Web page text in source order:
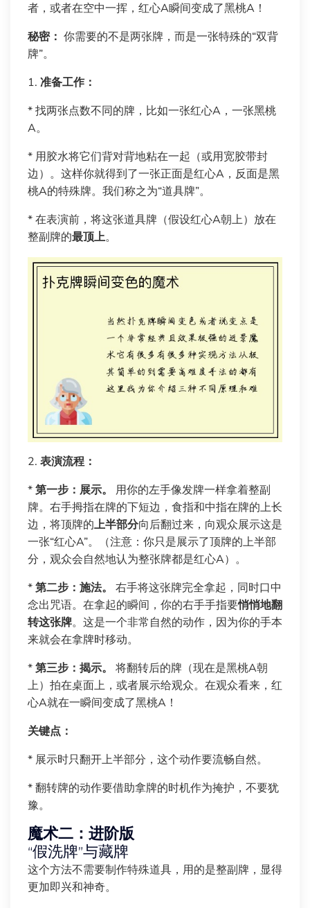
者，或者在空中一挥，红心A瞬间变成了黑桃A！
秘密： 你需要的不是两张牌，而是一张特殊的“双背
牌”。
1. 准备工作：
* 找两张点数不同的牌，比如一张红心A，一张黑桃
A。
* 用胶水将它们背对背地粘在一起（或用宽胶带封
边）。这样你就得到了一张正面是红心A，反面是黑
桃A的特殊牌。我们称之为“道具牌”。
* 在表演前，将这张道具牌（假设红心A朝上）放在
整副牌的最顶上。
2. 表演流程：
*第一步：展示。
用你的左手像发牌一样拿着整副
牌。右手拇指在牌的下短边，食指和中指在牌的上长
边，将顶牌的上半部分向后翻过来，向观众展示这是
一张“红心A”。（注意：你只是展示了顶牌的上半部
分，观众会自然地认为整张牌都是红心A）。
*第二步：施法。
右手将这张牌完全拿起，同时口中
念出咒语。在拿起的瞬间，你的右手手指要悄悄地翻
转这张牌。这是一个非常自然的动作，因为你的手本
来就会在拿牌时移动。
*第三步：揭示。
将翻转后的牌（现在是黑桃A朝
上）拍在桌面上，或者展示给观众。在观众看来，红
心A就在一瞬间变成了黑桃A！
关键点：
* 展示时只翻开上半部分，这个动作要流畅自然。
* 翻转牌的动作要借助拿牌的时机作为掩护，不要犹
豫。
魔术二：进阶版
“假洗牌”与藏牌
这个方法不需要制作特殊道具，用的是整副牌，显得
更加即兴和神奇。